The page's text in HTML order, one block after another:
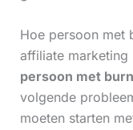
Hoe persoon met
affiliate marketing
persoon met
volgende
moeten starten